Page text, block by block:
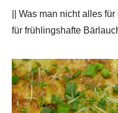
|| Was man nicht alles
für frühlingshafte